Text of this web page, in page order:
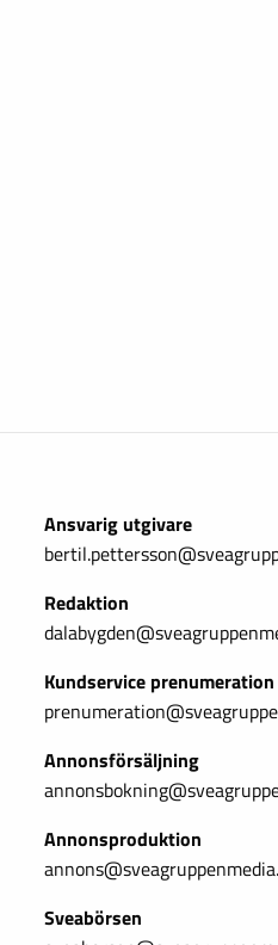
Ansvarig utgivare
Redaktion
Kundservice prenumeration
Annonsförsäljning
Annonsproduktion
Sveabörsen